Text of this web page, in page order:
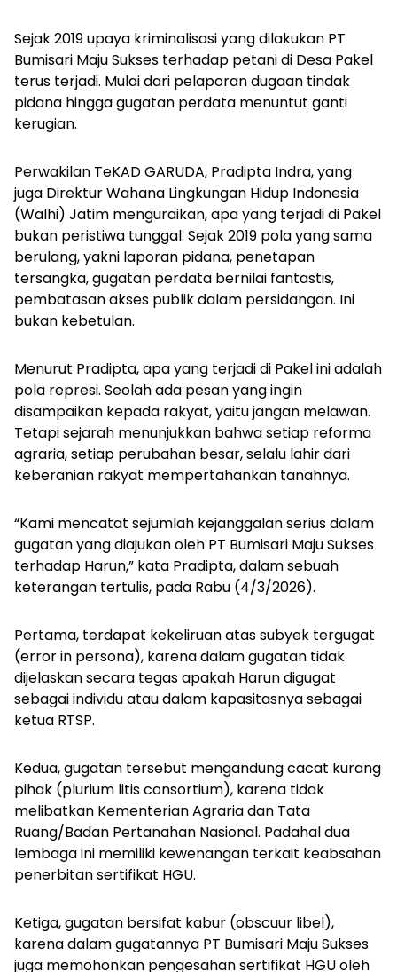
Sejak 2019 upaya kriminalisasi yang dilakukan PT
Bumisari Maju Sukses terhadap petani di Desa Pakel
terus terjadi. Mulai dari pelaporan dugaan tindak
pidana hingga gugatan perdata menuntut ganti
kerugian.
Perwakilan TeKAD GARUDA, Pradipta Indra, yang
juga Direktur Wahana Lingkungan Hidup Indonesia
(Walhi) Jatim menguraikan, apa yang terjadi di Pakel
bukan peristiwa tunggal. Sejak 2019 pola yang sama
berulang, yakni laporan pidana, penetapan
tersangka, gugatan perdata bernilai fantastis,
pembatasan akses publik dalam persidangan. Ini
bukan kebetulan.
Menurut Pradipta, apa yang terjadi di Pakel ini adalah
pola represi. Seolah ada pesan yang ingin
disampaikan kepada rakyat, yaitu jangan melawan.
Tetapi sejarah menunjukkan bahwa setiap reforma
agraria, setiap perubahan besar, selalu lahir dari
keberanian rakyat mempertahankan tanahnya.
“Kami mencatat sejumlah kejanggalan serius dalam
gugatan yang diajukan oleh PT Bumisari Maju Sukses
terhadap Harun,” kata Pradipta, dalam sebuah
keterangan tertulis, pada Rabu (4/3/2026).
Pertama, terdapat kekeliruan atas subyek tergugat
(error in persona), karena dalam gugatan tidak
dijelaskan secara tegas apakah Harun digugat
sebagai individu atau dalam kapasitasnya sebagai
ketua RTSP.
Kedua, gugatan tersebut mengandung cacat kurang
pihak (plurium litis consortium), karena tidak
melibatkan Kementerian Agraria dan Tata
Ruang/Badan Pertanahan Nasional. Padahal dua
lembaga ini memiliki kewenangan terkait keabsahan
penerbitan sertifikat HGU.
Ketiga, gugatan bersifat kabur (obscuur libel),
karena dalam gugatannya PT Bumisari Maju Sukses
juga memohonkan pengesahan sertifikat HGU oleh